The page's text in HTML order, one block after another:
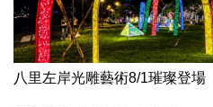
八里左岸光雕藝術8/1璀璨登